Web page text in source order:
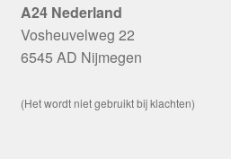
A24 Nederland
Vosheuvelweg 22
6545 AD Nijmegen
(Het wordt niet gebruikt bij klachten)